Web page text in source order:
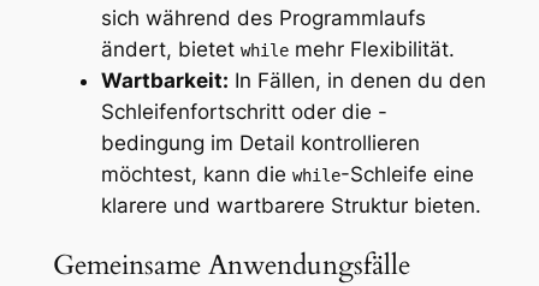
sich während des Programmlaufs
ändert, bietet whilemehr Flexibilität.
Wartbarkeit: In Fällen, in denen du den
Schleifenfortschritt oder die -
bedingung im Detail kontrollieren
möchtest, kann die while-Schleife eine
klarere und wartbarere Struktur bieten.
Gemeinsame Anwendungsfälle